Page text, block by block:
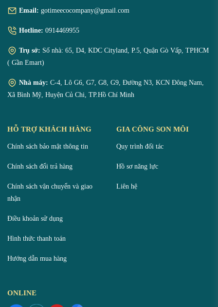
năng cho người già
tốt
tuổi trong gia đình.
Email: gotimeecocompany@gmail.com
Hotline: 0914469955
Trụ sở: Số nhà: 65, D4, KDC Cityland, P.5, Quận Gò Vấp, TPHCM
( Gần Emart)
Nhà máy: C-4, Lô G6, G7, G8, G9, Đường N3, KCN Đông Nam,
Xã Bình Mỹ, Huyện Củ Chi, TP.Hồ Chí Minh
HỖ TRỢ KHÁCH HÀNG
Chính sách bảo mật thông tin
Chính sách đổi trả hàng
Chính sách vận chuyển và giao
nhận
Điều khoản sử dụng
Hình thức thanh toán
Hướng dẫn mua hàng
GIA CÔNG SON MÔI
Quy trình đối tác
Hồ sơ năng lực
Liên hệ
ONLINE